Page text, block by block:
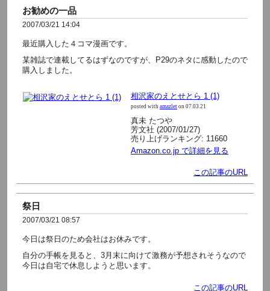
お勧めの一品
2007/03/21 14:04
最近購入した４コマ漫画です。
某雑誌で連載してるはずなのですが、P29のネタに感動したので
購入しました。
相沢家のえとせとら 1 (1)
posted with amazleton 07.03.21
真未 たつや
芳文社 (2007/01/27)
売り上げランキング: 11660
Amazon.co.jp で詳細を見る
この記事のURL
祭日
2007/03/21 08:57
今日は祭日のため会社はお休みです。
自分の手帳を見ると、3月末に向けて激務が予想されそうなので
今日は自宅で休息しようと思います。
この記事のURL